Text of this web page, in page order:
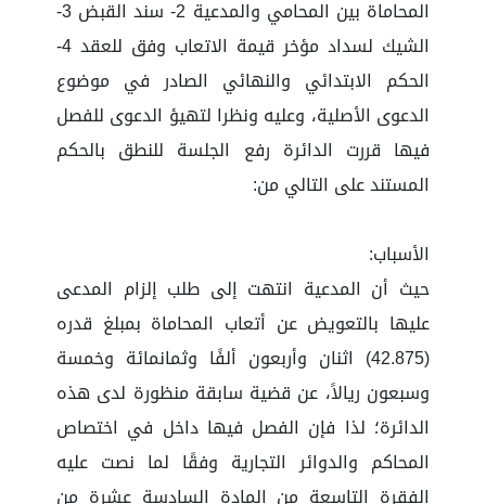
المحاماة بين المحامي والمدعية 2- سند القبض 3-
الشيك لسداد مؤخر قيمة الاتعاب وفق للعقد 4-
الحكم الابتدائي والنهائي الصادر في موضوع
الدعوى الأصلية، وعليه ونظرا لتهيؤ الدعوى للفصل
فيها قررت الدائرة رفع الجلسة للنطق بالحكم
المستند على التالي من:
الأسباب:
حيث أن المدعية انتهت إلى طلب إلزام المدعى
عليها بالتعويض عن أتعاب المحاماة بمبلغ قدره
(42.875) اثنان وأربعون ألفًا وثمانمائة وخمسة
وسبعون ريالاً، عن قضية سابقة منظورة لدى هذه
الدائرة؛ لذا فإن الفصل فيها داخل في اختصاص
المحاكم والدوائر التجارية وفقًا لما نصت عليه
الفقرة التاسعة من المادة السادسة عشرة من